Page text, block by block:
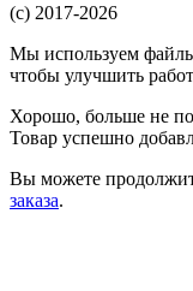
(c) 2017-2026
Мы используем
чтобы улучшить
Хорошо, больше не
Товар успешно
Вы можете
заказа.